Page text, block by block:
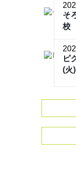
そ
校
ピ
(火